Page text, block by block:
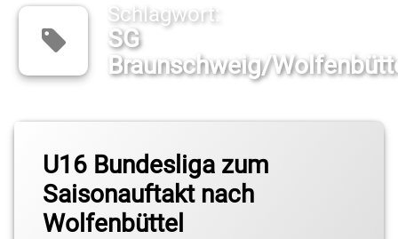
Schlagwort:
SG
Braunschweig/
U16 Bundesliga zum
Saisonauftakt nach
Wolfenbüttel
RSV/IBBA
SG
Braunschweig/Wolfenbüttel